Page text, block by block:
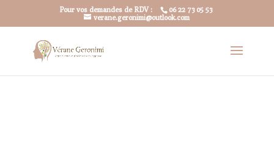
Pour vos demandes de RDV :
06 22 73 05 53
verane.geronimi@outlook.com